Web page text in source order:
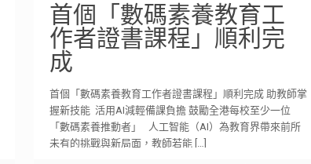
首個「數碼素養教育工
作者證書課程」順利完
成
首個「數碼素養教育工作者證書課程」順利完成 助教師掌
握新技能 活用AI減輕備課負擔 鼓勵全港每校至少一位
「數碼素養推動者」 人工智能（AI）為教育界帶來前所
未有的挑戰與新局面，教師若能[…]